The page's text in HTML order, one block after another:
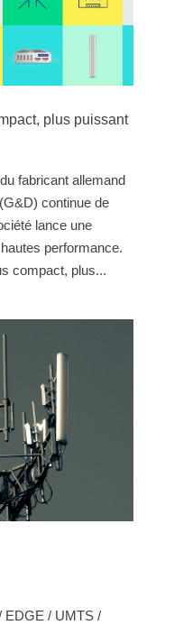
plus puissant
fabricant allemand
continue de
lance une
performance.
compact, plus...
EDGE / UMTS /